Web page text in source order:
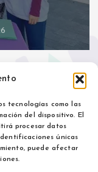
tecnologías como las
del dispositivo. El
procesar datos
únicas
puede afectar